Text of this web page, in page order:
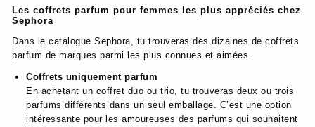
Les coffrets parfum pour femmes les plus appréciés chez
Sephora
Dans le catalogue Sephora, tu trouveras des dizaines de coffrets
parfum de marques parmi les plus connues et aimées.
Coffrets uniquement parfum
En achetant un coffret duo ou trio, tu trouveras deux ou trois
parfums différents dans un seul emballage. C’est une option
intéressante pour les amoureuses des parfums qui souhaitent